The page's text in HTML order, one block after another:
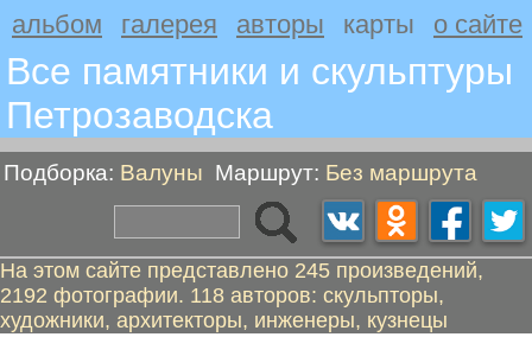
альбом галерея авторы карты о сайте
Все памятники и скульптуры
Петрозаводскa
Подборка: Валуны Маршрут: Без маршрута
На этом сайте представлено 245 произведений,
2192 фотографии. 118 авторов: скульпторы,
художники, архитекторы, инженеры, кузнецы